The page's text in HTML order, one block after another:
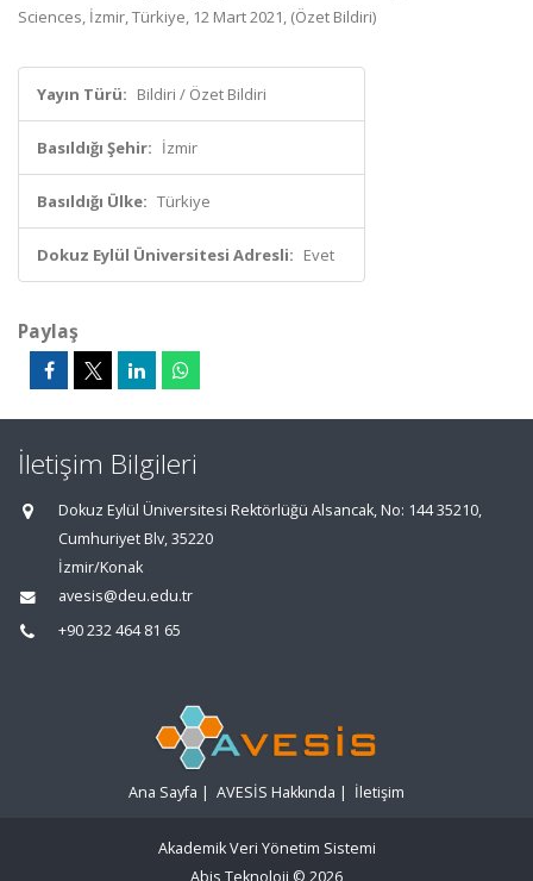
Sciences, İzmir, Türkiye, 12 Mart 2021, (Özet Bildiri)
Yayın Türü: Bildiri / Özet Bildiri
Basıldığı Şehir: İzmir
Basıldığı Ülke: Türkiye
Dokuz Eylül Üniversitesi Adresli: Evet
Paylaş
İletişim Bilgileri
Dokuz Eylül Üniversitesi Rektörlüğü Alsancak, No: 144 35210,
Cumhuriyet Blv, 35220
İzmir/Konak
avesis@deu.edu.tr
+90 232 464 81 65
Ana Sayfa | AVESİS Hakkında | İletişim
Akademik Veri Yönetim Sistemi
Abis Teknoloji © 2026